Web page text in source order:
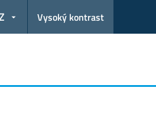
Vysoký kontrast